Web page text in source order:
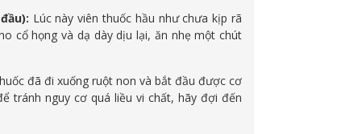
Lúc này viên thuốc hầu như chưa kịp rã
cổ họng và dạ dày dịu lại, ăn nhẹ một chút
đã đi xuống ruột non và bắt đầu được cơ
tránh nguy cơ quá liều vi chất, hãy đợi đến